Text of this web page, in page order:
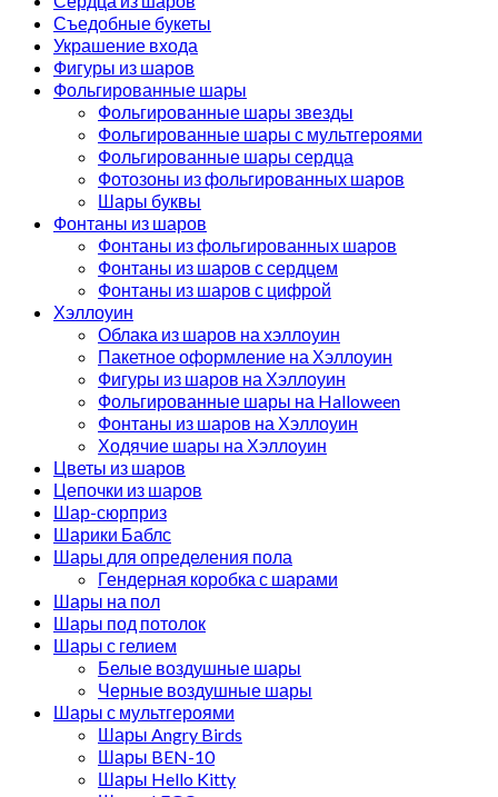
Съедобные букеты
Украшение входа
Фигуры из шаров
Фольгированные шары
Фольгированные шары звезды
Фольгированные шары с мультгероями
Фольгированные шары сердца
Фотозоны из фольгированных шаров
Шары буквы
Фонтаны из шаров
Фонтаны из фольгированных шаров
Фонтаны из шаров с сердцем
Фонтаны из шаров с цифрой
Хэллоуин
Облака из шаров на хэллоуин
Пакетное оформление на Хэллоуин
Фигуры из шаров на Хэллоуин
Фольгированные шары на Halloween
Фонтаны из шаров на Хэллоуин
Ходячие шары на Хэллоуин
Цветы из шаров
Цепочки из шаров
Шар-сюрприз
Шарики Баблс
Шары для определения пола
Гендерная коробка с шарами
Шары на пол
Шары под потолок
Шары с гелием
Белые воздушные шары
Черные воздушные шары
Шары с мультгероями
Шары Angry Birds
Шары BEN-10
Шары Hello Kitty